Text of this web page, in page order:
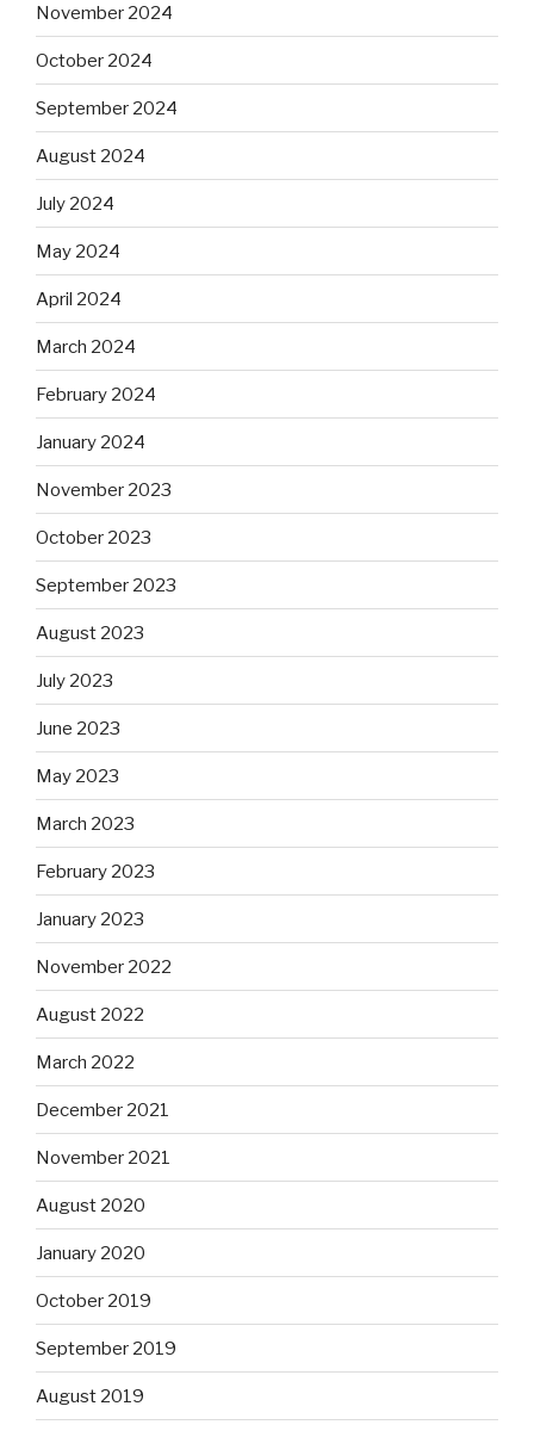
November 2024
October 2024
September 2024
August 2024
July 2024
May 2024
April 2024
March 2024
February 2024
January 2024
November 2023
October 2023
September 2023
August 2023
July 2023
June 2023
May 2023
March 2023
February 2023
January 2023
November 2022
August 2022
March 2022
December 2021
November 2021
August 2020
January 2020
October 2019
September 2019
August 2019